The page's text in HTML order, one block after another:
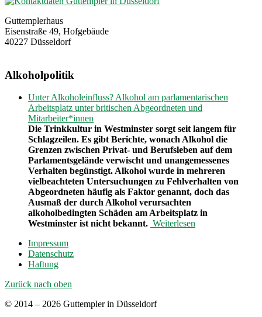
Guttemplerhaus
Eisenstraße 49, Hofgebäude
40227 Düsseldorf
Alkoholpolitik
Unter Alkoholeinfluss? Alkohol am parlamentarischen
Arbeitsplatz unter britischen Abgeordneten und
Mitarbeiter*innen
Die Trinkkultur in Westminster sorgt seit langem für
Schlagzeilen. Es gibt Berichte, wonach Alkohol die
Grenzen zwischen Privat- und Berufsleben auf dem
Parlamentsgelände verwischt und unangemessenes
Verhalten begünstigt. Alkohol wurde in mehreren
vielbeachteten Untersuchungen zu Fehlverhalten von
Abgeordneten häufig als Faktor genannt, doch das
Ausmaß der durch Alkohol verursachten
alkoholbedingten Schäden am Arbeitsplatz in
Westminster ist nicht bekannt. Weiterlesen
Impressum
Datenschutz
Haftung
Zurück nach oben
© 2014 – 2026 Guttempler in Düsseldorf